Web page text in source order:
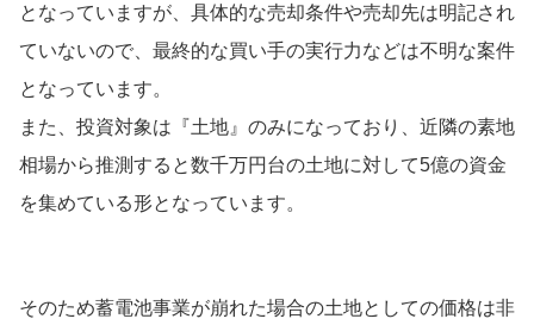
となっていますが、具体的な売却条件や売却先は明記され
ていないので、最終的な買い手の実行力などは不明な案件
となっています。
また、投資対象は『土地』のみになっており、近隣の素地
相場から推測すると数千万円台の土地に対して5億の資金
を集めている形となっています。
そのため蓄電池事業が崩れた場合の土地としての価格は非